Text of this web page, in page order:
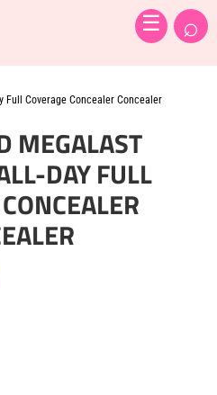
☰ ⌕
Full Coverage Concealer Concealer
MEGALAST
DAY FULL